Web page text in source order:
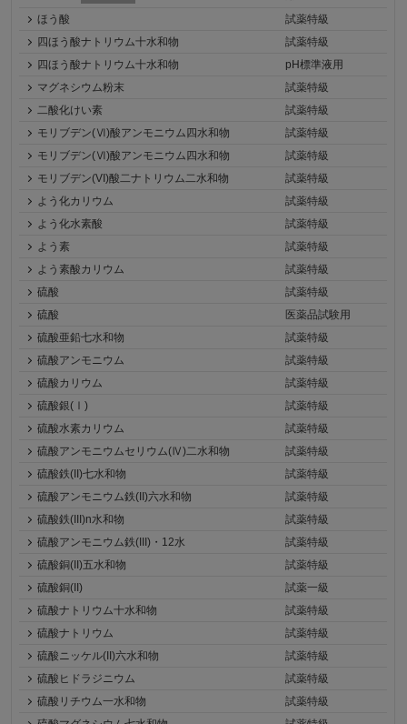
ほう酸
試薬特級
四ほう酸ナトリウム十水和物
試薬特級
四ほう酸ナトリウム十水和物
pH標準液用
マグネシウム粉末
試薬特級
二酸化けい素
試薬特級
モリブデン(Ⅵ)酸アンモニウム四水和物
試薬特級
モリブデン(Ⅵ)酸アンモニウム四水和物
試薬特級
モリブデン(VI)酸二ナトリウム二水和物
試薬特級
よう化カリウム
試薬特級
よう化水素酸
試薬特級
よう素
試薬特級
よう素酸カリウム
試薬特級
硫酸
試薬特級
硫酸
医薬品試験用
硫酸亜鉛七水和物
試薬特級
硫酸アンモニウム
試薬特級
硫酸カリウム
試薬特級
硫酸銀(Ⅰ)
試薬特級
硫酸水素カリウム
試薬特級
硫酸アンモニウムセリウム(Ⅳ)二水和物
試薬特級
硫酸鉄(II)七水和物
試薬特級
硫酸アンモニウム鉄(II)六水和物
試薬特級
硫酸鉄(III)n水和物
試薬特級
硫酸アンモニウム鉄(III)・12水
試薬特級
硫酸銅(II)五水和物
試薬特級
硫酸銅(II)
試薬一級
硫酸ナトリウム十水和物
試薬特級
硫酸ナトリウム
試薬特級
硫酸ニッケル(II)六水和物
試薬特級
硫酸ヒドラジニウム
試薬特級
硫酸リチウム一水和物
試薬特級